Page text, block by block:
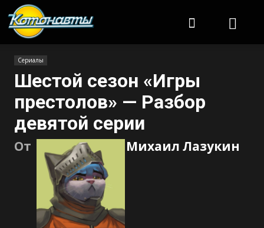
Сериалы
Шестой сезон «Игры
престолов» — Разбор
девятой серии
От Михаил Лазукин